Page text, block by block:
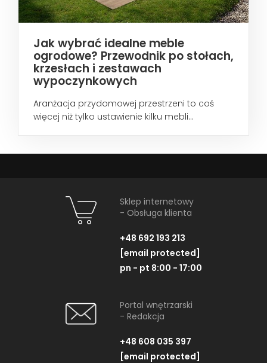
Jak wybrać idealne meble
ogrodowe? Przewodnik po stołach,
krzesłach i zestawach
wypoczynkowych
Aranżacja przydomowej przestrzeni to coś
więcej niż tylko ustawienie kilku mebli...
Sklep internetowy
- Obsługa klienta
+48 692 193 213
[email protected]
pn - pt 8:00 - 17:00
Portal wnętrzarski
- Redakcja
+48 608 035 397
[email protected]